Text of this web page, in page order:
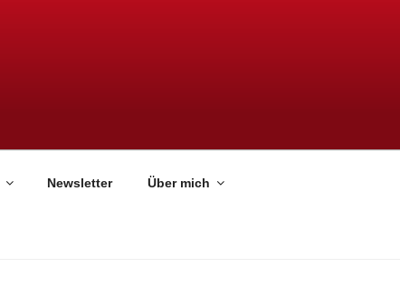
Newsletter Über mich